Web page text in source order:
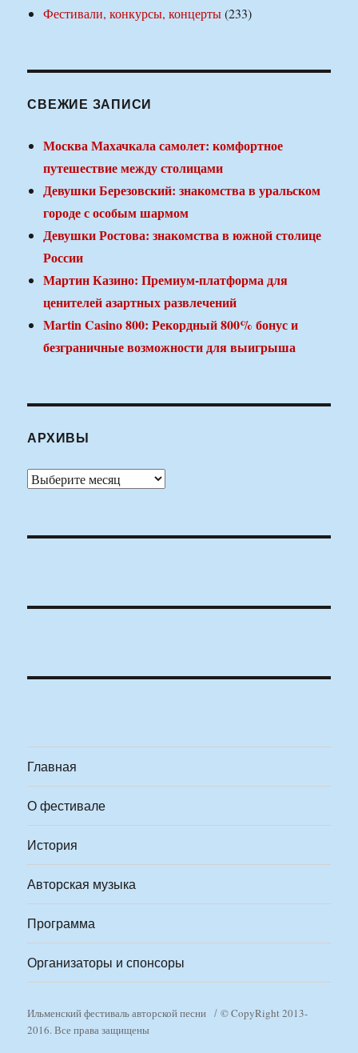
Фестивали, конкурсы, концерты(233)
СВЕЖИЕ ЗАПИСИ
Москва Махачкала самолет: комфортное
путешествие между столицами
Девушки Березовский: знакомства в уральском
городе с особым шармом
Девушки Ростова: знакомства в южной столице
России
Мартин Казино: Премиум-платформа для
ценителей азартных развлечений
Martin Casino 800: Рекордный 800% бонус и
безграничные возможности для выигрыша
АРХИВЫ
Архивы
Главная
О фестивале
История
Авторская музыка
Программа
Организаторы и спонсоры
Ильменский фестиваль авторской песни
© CopyRight 2013-
2016. Все права защищены